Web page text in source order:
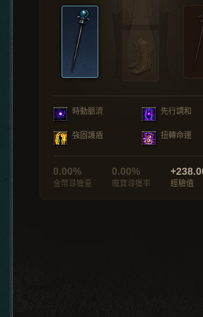
時動脈流 先行調和
強固護盾 扭轉命運
0.00%
金幣尋獲量
0.00%
魔寶尋獲率 經驗值